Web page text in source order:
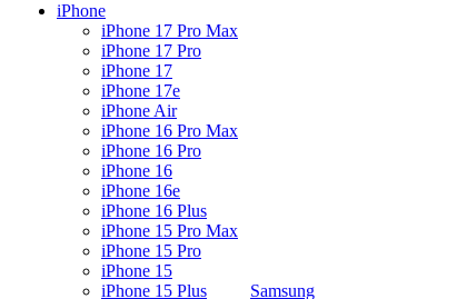
iPhone
iPhone 17 Pro Max
iPhone 17 Pro
iPhone 17
iPhone 17e
iPhone Air
iPhone 16 Pro Max
iPhone 16 Pro
iPhone 16
iPhone 16e
iPhone 16 Plus
iPhone 15 Pro Max
iPhone 15 Pro
iPhone 15
iPhone 15 Plus
Samsung